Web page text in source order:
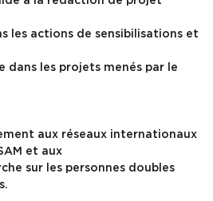
les actions de sensibilisations et
dans les projets menés par le
aux réseaux internationaux
et aux
sur les personnes doubles